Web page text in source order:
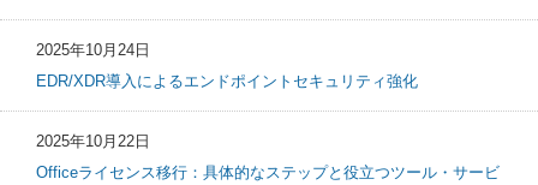
2025年10月24日
EDR/XDR導入によるエンドポイントセキュリティ強化
2025年10月22日
Officeライセンス移行：具体的なステップと役立つツール・サービ